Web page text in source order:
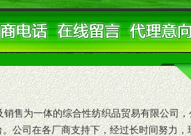
售为一体的综合性纺织品贸易有限公司，
公司在各厂商支持下，经过长时间努力，